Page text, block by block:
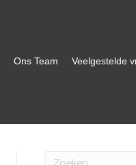
Ons Team Veelgestelde